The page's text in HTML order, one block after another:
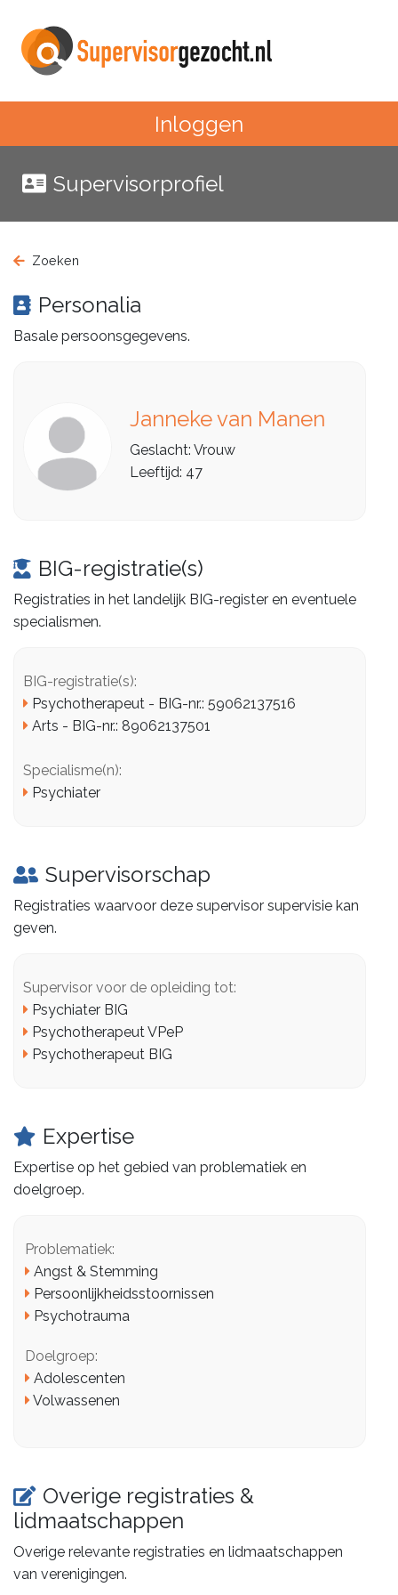
Inloggen
Supervisorprofiel
Zoeken
Personalia
Basale persoonsgegevens.
Janneke van Manen
Geslacht: Vrouw
Leeftijd: 47
BIG-registratie(s)
Registraties in het landelijk BIG-register en eventuele
specialismen.
BIG-registratie(s):
Psychotherapeut - BIG-nr.: 59062137516
Arts - BIG-nr.: 89062137501
Specialisme(n):
Psychiater
Supervisorschap
Registraties waarvoor deze supervisor supervisie kan
geven.
Supervisor voor de opleiding tot:
Psychiater BIG
Psychotherapeut VPeP
Psychotherapeut BIG
Expertise
Expertise op het gebied van problematiek en
doelgroep.
Problematiek:
Angst & Stemming
Persoonlijkheidsstoornissen
Psychotrauma
Doelgroep:
Adolescenten
Volwassenen
Overige registraties &
lidmaatschappen
Overige relevante registraties en lidmaatschappen
van verenigingen.